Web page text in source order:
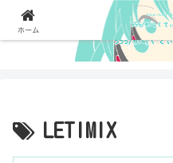
LETIMIX
ホーム